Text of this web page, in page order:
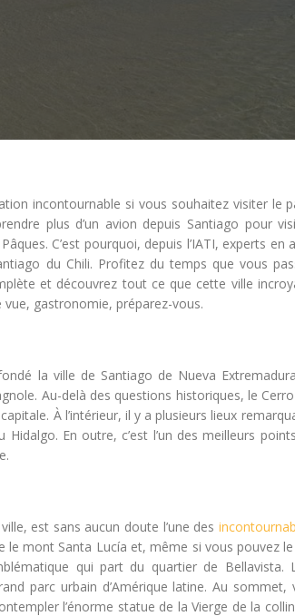
incontournable si vous souhaitez visiter le
plus d’un avion depuis Santiago pour
C’est pourquoi, depuis l’IATI, experts en
du Chili. Profitez du temps que vous
et découvrez tout ce que cette ville
gastronomie, préparez-vous.
la ville de Santiago de Nueva
Au-delà des questions historiques, le Cerro
À l’intérieur, il y a plusieurs lieux
En outre, c’est l’un des meilleurs
est sans aucun doute l’une des
mont Santa Lucía et, même si vous pouvez
qui part du quartier de Bellavista.
parc urbain d’Amérique latine. Au
l’énorme statue de la Vierge de la